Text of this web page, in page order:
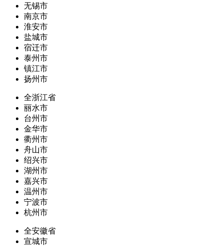
无锡市
南京市
淮安市
盐城市
宿迁市
泰州市
镇江市
扬州市
全浙江省
丽水市
台州市
金华市
衢州市
舟山市
绍兴市
湖州市
嘉兴市
温州市
宁波市
杭州市
全安徽省
宣城市